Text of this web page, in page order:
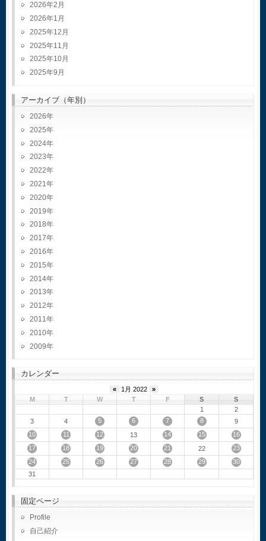
2026年2月
2026年1月
2025年12月
2025年11月
2025年10月
2025年9月
アーカイブ（年別）
2026
2025
2024
2023
2022
2021
2020
2019
2018
2017
2016
2015
2014
2013
2012
2011
2010
2009
カレンダー
« 1月 2022
»
M
T W T F S
S
1
2
3
4 5 6 7 8
9
10
11 12 13 14 15
16
17
18 19 20 21 22
23
24
25 26 27 28 29
30
31
固定ページ
Profile
自己紹介